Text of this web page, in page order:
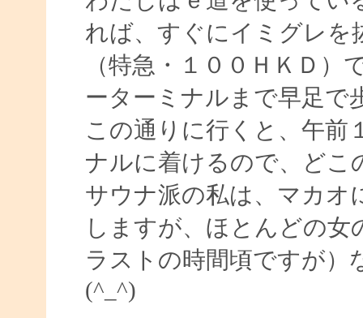
れば、すぐにイミグレを
（特急・１００ＨＫＤ
ーターミナルまで早足で
この通りに行くと、午前
ナルに着けるので、どこ
サウナ派の私は、マカオ
しますが、ほとんどの
ラストの時間頃ですが）
(^_^)